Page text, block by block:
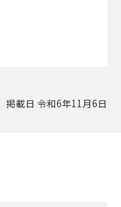
掲載日 令和6年11月6日